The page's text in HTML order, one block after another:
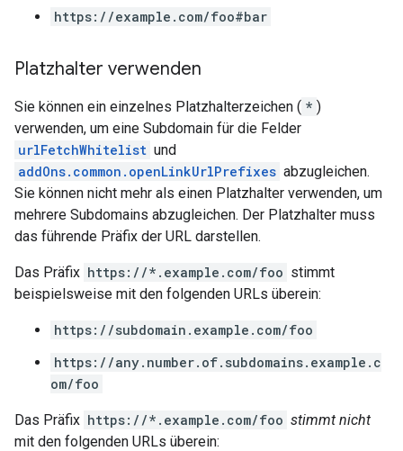
https://example.com/foo#bar
Platzhalter verwenden
Sie können ein einzelnes Platzhalterzeichen ( * )
verwenden, um eine Subdomain für die Felder
urlFetchWhitelist und
addOns.common.openLinkUrlPrefixes abzugleichen.
Sie können nicht mehr als einen Platzhalter verwenden, um
mehrere Subdomains abzugleichen. Der Platzhalter muss
das führende Präfix der URL darstellen.
Das Präfix https://*.example.com/foo stimmt
beispielsweise mit den folgenden URLs überein:
https://subdomain.example.com/foo
https://any.number.of.subdomains.example.c
om/foo
Das Präfix https://*.example.com/foo stimmt nicht
mit den folgenden URLs überein: